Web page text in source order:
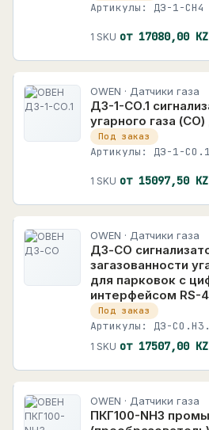
Артикулы: ДЗ-1-СН4
1 SKU от 17080,00
OWEN · Датчики газа
ДЗ-1-СО.1
угарного газа
Под заказ
Артикулы: ДЗ-1-СО.1
1 SKU от 15097,50
OWEN · Датчики газа
ДЗ-СО
загазованности
для парковок с
интерфейсом RS-
Под заказ
Артикулы: ДЗ-
1 SKU от 17507,00
OWEN · Датчики газа
ПКГ100-NH3